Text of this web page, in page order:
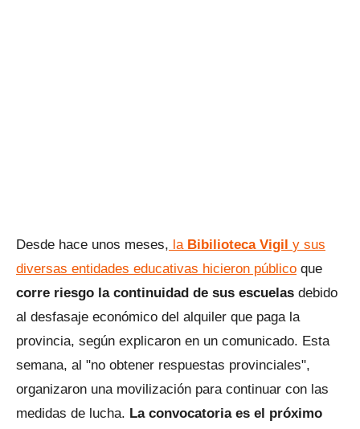
Desde hace unos meses, la Bibilioteca Vigil y sus
diversas entidades educativas hicieron público que
corre riesgo la continuidad de sus escuelas debido
al desfasaje económico del alquiler que paga la
provincia, según explicaron en un comunicado. Esta
semana, al "no obtener respuestas provinciales",
organizaron una movilización para continuar con las
medidas de lucha. La convocatoria es el próximo